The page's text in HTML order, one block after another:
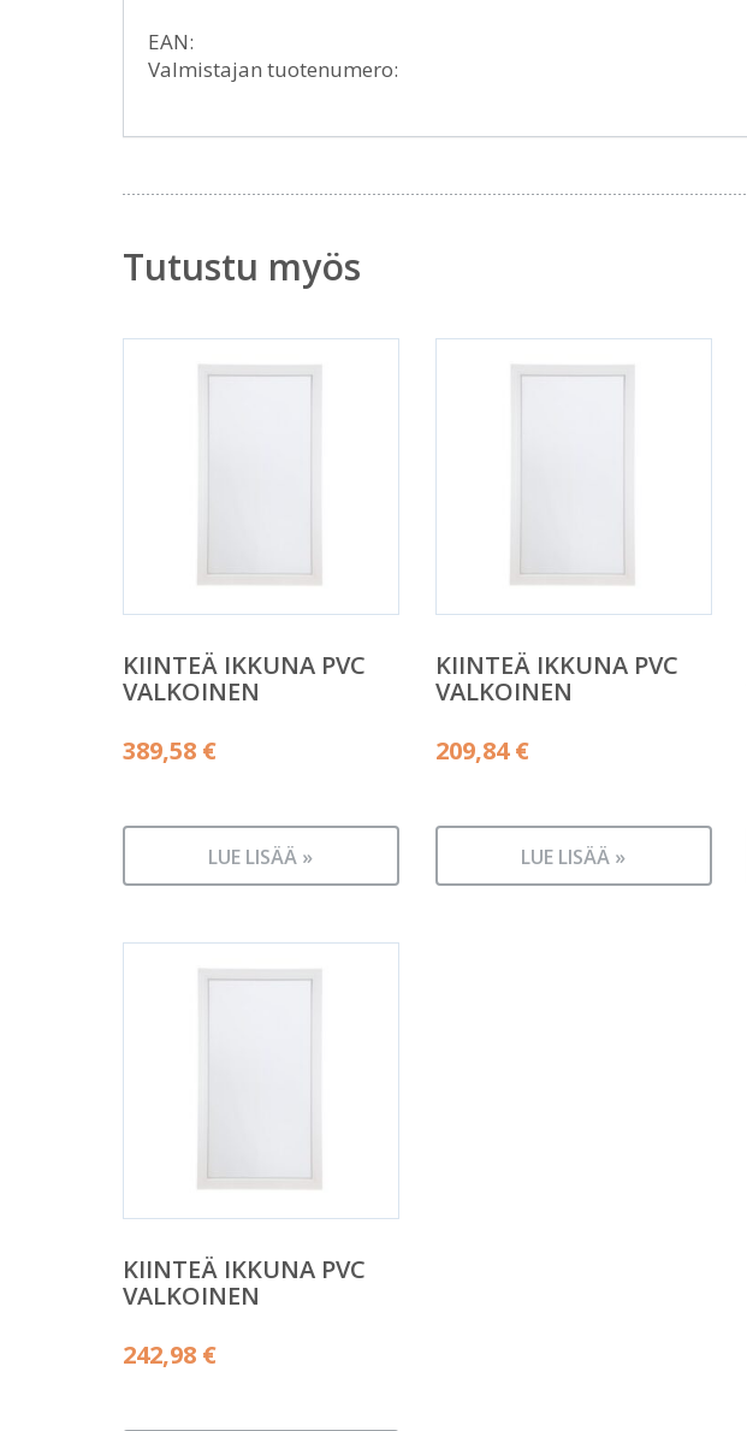
EAN:
Valmistajan tuotenumero:
Tutustu myös
KIINTEÄ IKKUNA PVC
VALKOINEN
389,58 €
LUE LISÄÄ »
KIINTEÄ IKKUNA PVC
VALKOINEN
209,84€
LUE LISÄÄ »
KIINTEÄ IKKUNA PVC
VALKOINEN
242,98 €